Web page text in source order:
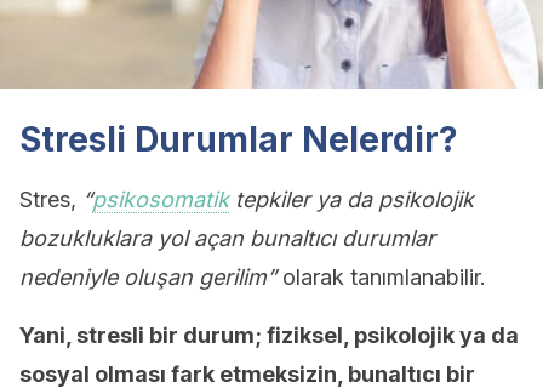
Stresli Durumlar Nelerdir?
Stres, “psikosomatiktepkiler ya da psikolojik
bozukluklara yol açan bunaltıcı durumlar
nedeniyle oluşan gerilim”olarak tanımlanabilir.
Yani, stresli bir durum; fiziksel, psikolojik ya da
sosyal olması fark etmeksizin, bunaltıcı bir